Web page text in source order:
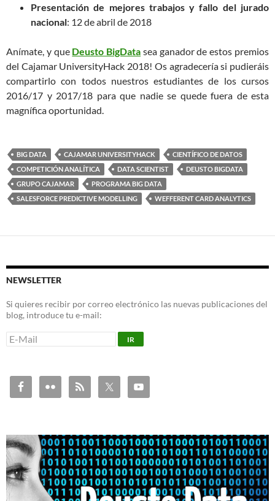
Presentación de mejores trabajos y fallo del jurado
nacional: 12 de abril de 2018
Anímate, y que Deusto BigData sea ganador de estos premios
del Cajamar UniversityHack 2018! Os agradecería si pudieráis
compartirlo con todos nuestros estudiantes de los cursos
2016/17 y 2017/18 para que nadie se quede fuera de esta
magnífica oportunidad.
BIG DATA CAJAMAR UNIVERSITYHACK
CIENTÍFICO DE DATOS
COMPETICIÓN ANALÍTICA
DATA SCIENTIST
DEUSTO BIGDATA
GRUPO CAJAMAR
PROGRAMA BIG DATA
SALESFORCE PREDICTIVE MODELLING
WEFFERENT CARD ANALYTICS
NEWSLETTER
Si quieres recibir por correo electrónico las nuevas publicaciones del
blog, introduce tu e-mail: